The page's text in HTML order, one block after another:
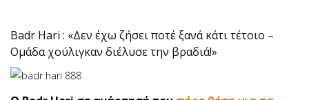
Badr Hari : «Δεν έχω ζήσει ποτέ ξανά κάτι τέτοιο –
Ομάδα χούλιγκαν διέλυσε την βραδιά!»